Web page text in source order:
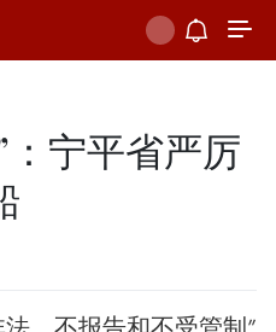
宁平省严厉